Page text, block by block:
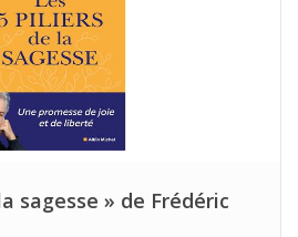
sagesse » de Frédéric